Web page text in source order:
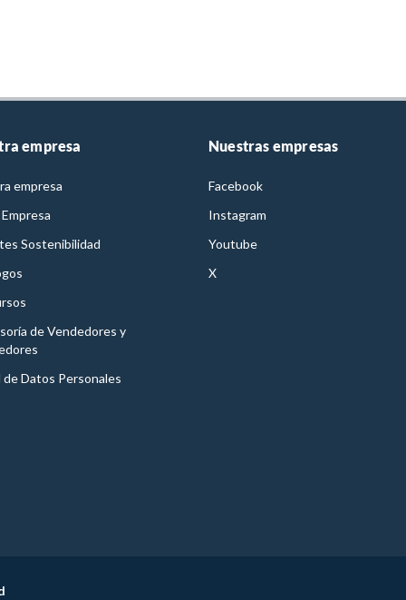
empresa
empresa
Sostenibilidad
de Vendedores y
de Datos Personales
Nuestras empresas
Facebook
Instagram
Youtube
X